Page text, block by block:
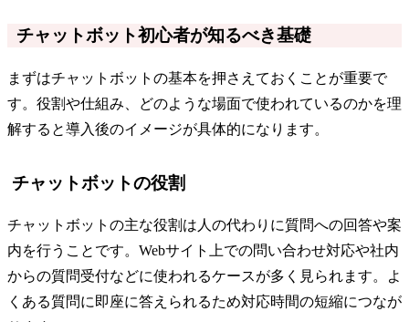
チャットボット初心者が知るべき基礎
まずはチャットボットの基本を押さえておくことが重要で
す。役割や仕組み、どのような場面で使われているのかを理
解すると導入後のイメージが具体的になります。
チャットボットの役割
チャットボットの主な役割は人の代わりに質問への回答や案
内を行うことです。Webサイト上での問い合わせ対応や社内
からの質問受付などに使われるケースが多く見られます。よ
くある質問に即座に答えられるため対応時間の短縮につなが